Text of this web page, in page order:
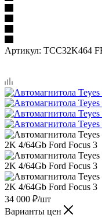
Артикул: TCC32K464
34 000 ₽/шт
Варианты цен